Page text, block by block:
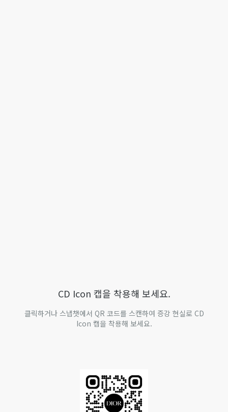
CD Icon 캡을 착용해 보세요.
클릭하거나 스냅챗에서 QR 코드를 스캔하여 증강 현실로 CD
Icon 캡을 착용해 보세요.